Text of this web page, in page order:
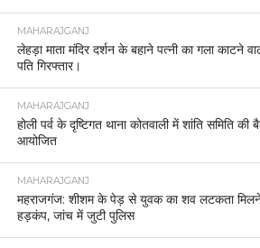
MAHARAJGANJ
लेहड़ा माता मंदिर दर्शन के बहाने पत्नी का गला काटने
पति गिरफ्तार।
MAHARAJGANJ
होली पर्व के दृष्टिगत थाना कोतवाली में शांति समिति की
आयोजित
MAHARAJGANJ
महराजगंज: शीशम के पेड़ से युवक का शव लटकता
हड़कंप, जांच में जुटी पुलिस